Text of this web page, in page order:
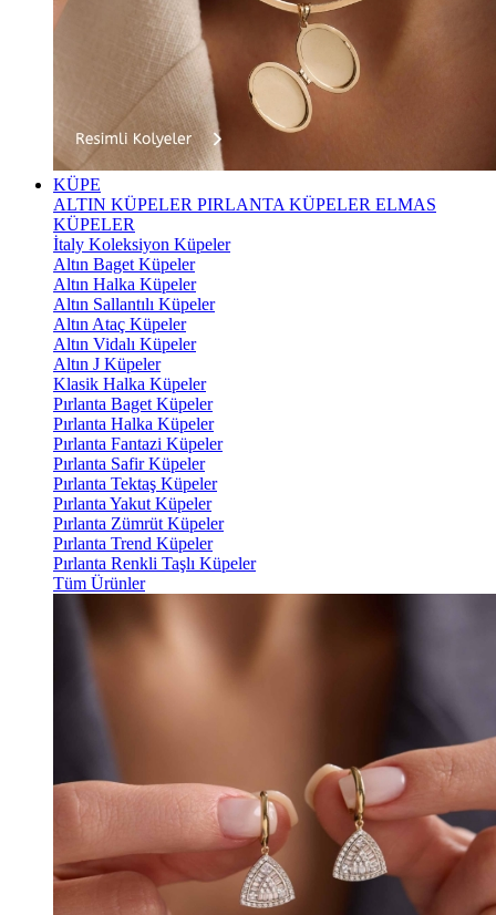
KÜPE
ALTIN KÜPELER PIRLANTA KÜPELER ELMAS
KÜPELER
İtaly Koleksiyon Küpeler
Altın Baget Küpeler
Altın Halka Küpeler
Altın Sallantılı Küpeler
Altın Ataç Küpeler
Altın Vidalı Küpeler
Altın J Küpeler
Klasik Halka Küpeler
Pırlanta Baget Küpeler
Pırlanta Halka Küpeler
Pırlanta Fantazi Küpeler
Pırlanta Safir Küpeler
Pırlanta Tektaş Küpeler
Pırlanta Yakut Küpeler
Pırlanta Zümrüt Küpeler
Pırlanta Trend Küpeler
Pırlanta Renkli Taşlı Küpeler
Tüm Ürünler